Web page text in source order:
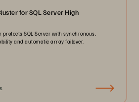
for SQL Server High
SQL Server with synchronous,
and automatic array failover.